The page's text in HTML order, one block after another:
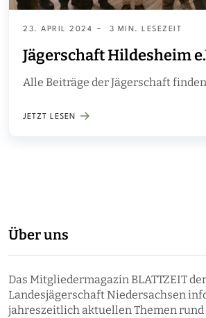
23. APRIL 2024 3 MIN. LESEZEIT
Jägerschaft Hildesheim
Alle Beiträge der Jägerschaft
JETZT LESEN
Über uns
Das Mitgliedermagazin BLATTZEIT der
Landesjägerschaft Niedersachsen
jahreszeitlich aktuellen Themen rund